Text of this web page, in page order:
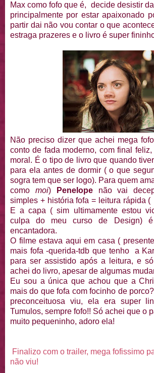
Max como fofo que é, decide desistir
principalmente por estar apaixonado
partir dai não vou contar o que
estraga prazeres e o livro é super
Não preciso dizer que achei mega
conto de fada moderno, com final
moral. É o tipo de livro que quando
para ela antes de dormir ( o que
sogra tem que ser logo). Para quem
como moi) Penelopenão vai
simples + história fofa = leitura rápida
E a capa ( sim ultimamente estou
culpa do meu curso de Design)
encantadora.
O filme estava aqui em casa (
mais fofa -querida-tdb que tenho a
para ser assistido após a leitura, e
achei do livro, apesar de algumas
Eu sou a única que achou que a
mais do que fofa com focinho de
preconceituosa viu, ela era super
Tumulos, sempre fofo!! Só achei que o
muito pequeninho, adoro ela!
Finalizo com o trailer, mega fofissimo
não viu!